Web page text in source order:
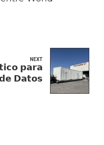
NEXT
𝗽𝗮𝗿𝗮
𝗗𝗮𝘁𝗼𝘀